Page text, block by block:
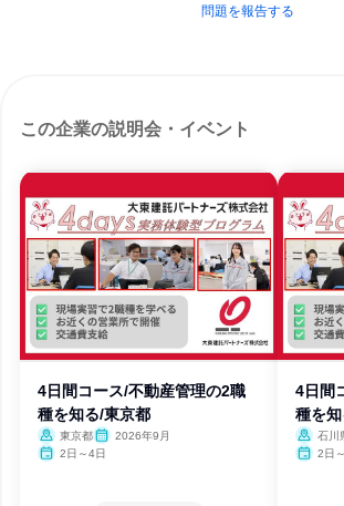
問題を報告する
この企業の説明会・イベント
4日間コース/不動産管理の2職
種を知る/東京都
東京都
2026年9月
2日～4日
4日間
種を
石川
2日